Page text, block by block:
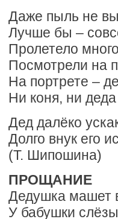
Даже пыль не
Лучше бы –
Пролетело
Посмотрели на
На портрете –
Ни коня, ни
Дед далёко
Долго внук его
(Т. Шипошина)
ПРОЩАНИЕ
Дедушка машет
У бабушки слёзы